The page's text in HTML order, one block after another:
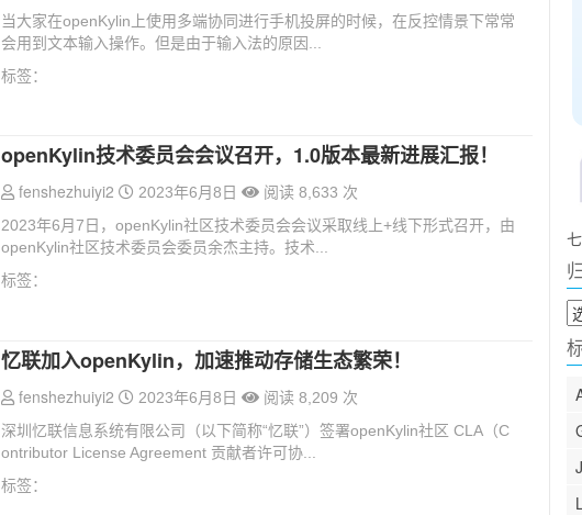
当大家在openKylin上使用多端协同进行手机投屏的时候，在反控情景下常常
会用到文本输入操作。但是由于输入法的原因...
标签：
openKylin技术委员会会议召开，1.0版本最新进展汇报！
fenshezhuiyi2 2023年6月8日
阅读 8,633 次
2023年6月7日，openKylin社区技术委员会会议采取线上+线下形式召开，由
openKylin社区技术委员会委员余杰主持。技术...
标签：
忆联加入openKylin，加速推动存储生态繁荣！
fenshezhuiyi2 2023年6月8日
阅读 8,209 次
深圳忆联信息系统有限公司（以下简称“忆联”）签署openKylin社区 CLA（C
ontributor License Agreement 贡献者许可协...
标签：
归
档